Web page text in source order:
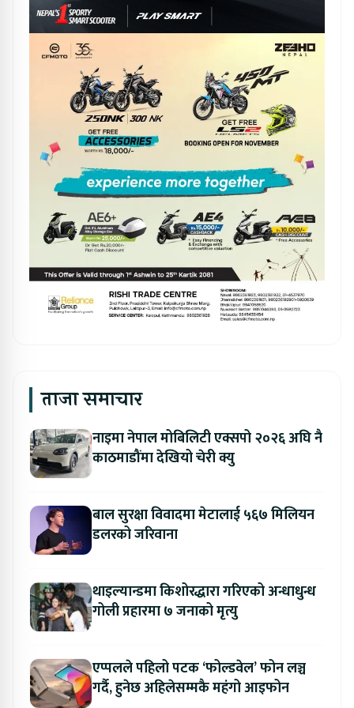
ताजा समाचार
नाइमा नेपाल मोबिलिटी एक्सपो २०२६ अघि नै
काठमाडौंमा देखियो चेरी क्यु
बाल सुरक्षा विवादमा मेटालाई ५६७ मिलियन
डलरको जरिवाना
थाइल्यान्डमा किशोरद्धारा गरिएको अन्धाधुन्ध
गोली प्रहारमा ७ जनाको मृत्यु
एप्पलले पहिलो पटक ‘फोल्डवेल’ फोन लञ्च
गर्दै, हुनेछ अहिलेसम्मकै महंगो आइफोन